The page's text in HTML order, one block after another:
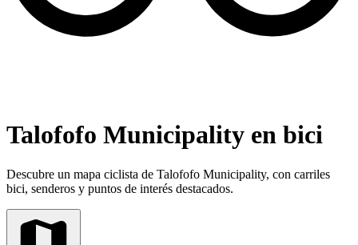
Talofofo Municipality en bici
Descubre un mapa ciclista de Talofofo Municipality, con carriles
bici, senderos y puntos de interés destacados.